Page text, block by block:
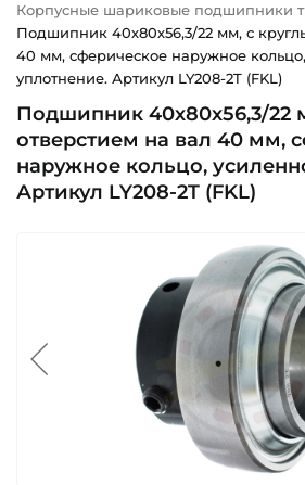
Корпусные шариковые подшипники
Подшипник 40х80х56,3/22 мм, с
40 мм, сферическое наружное
уплотнение. Артикул LY208-2T (FKL)
Подшипник 40х80х56,3/22
отверстием на вал 40 мм,
наружное кольцо,
Артикул LY208-2T (FKL)